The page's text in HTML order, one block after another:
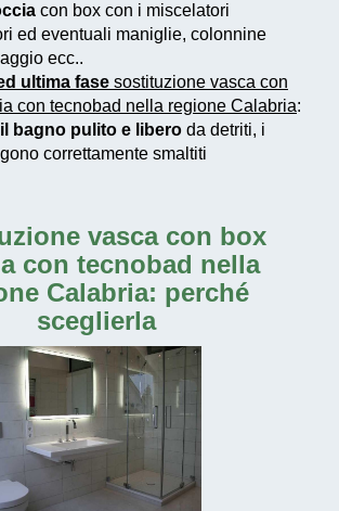
con box con i miscelatori
ed eventuali maniglie, colonnine
ecc..
ultima fase sostituzione vasca con
con tecnobad nella regione Calabria:
bagno pulito e libero da detriti, i
correttamente smaltiti
vasca con box
con tecnobad nella
Calabria: perché
sceglierla